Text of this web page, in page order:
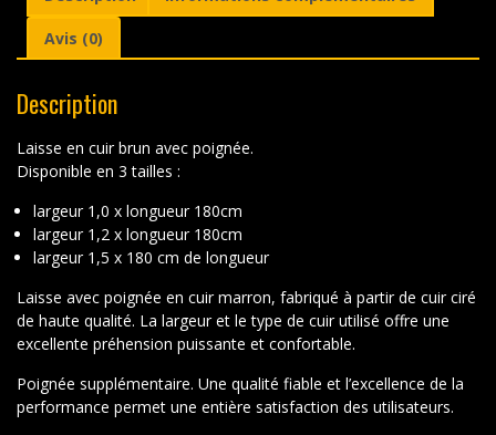
Avis (0)
Description
Laisse en cuir brun avec poignée.
Disponible en 3 tailles :
largeur 1,0 x longueur 180cm
largeur 1,2 x longueur 180cm
largeur 1,5 x 180 cm de longueur
Laisse avec poignée en cuir marron, fabriqué à partir de cuir ciré
de haute qualité. La largeur et le type de cuir utilisé offre une
excellente préhension puissante et confortable.
Poignée supplémentaire. Une qualité fiable et l’excellence de la
performance permet une entière satisfaction des utilisateurs.